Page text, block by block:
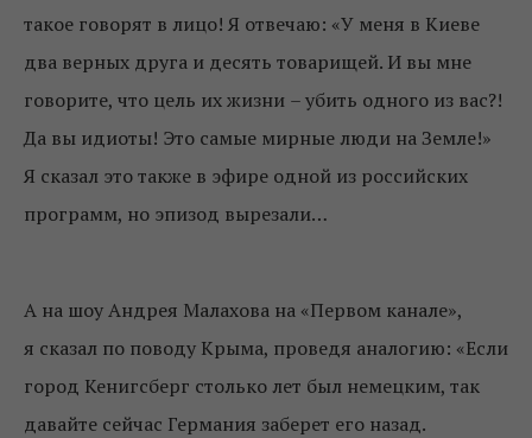
такое говорят в лицо! Я отвечаю: «У меня в Киеве
два верных друга и десять товарищей. И вы мне
говорите, что цель их жизни –убить одного из вас?!
Да вы идиоты! Это самые мирные люди на Земле!»
Я сказал это также в эфире одной из российских
программ, но эпизод вырезали…
А на шоу Андрея Малахова на «Первом канале»,
я сказал по поводу Крыма, проведя аналогию: «Если
город Кенигсберг столько лет был немецким, так
давайте сейчас Германия заберет его назад.